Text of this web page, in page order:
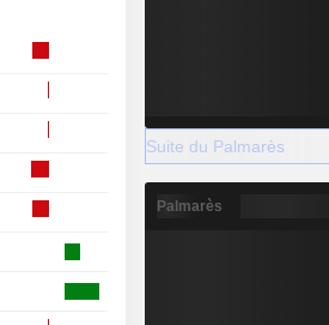
Suite du Palmarès
Palmarès